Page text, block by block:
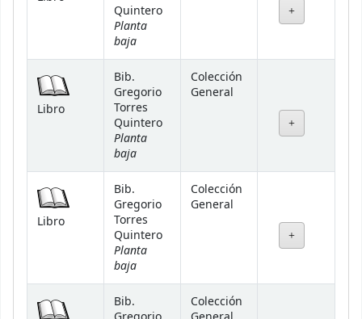
Quintero
Planta
baja
Libro
Bib.
Gregorio
Torres
Quintero
Planta
baja
Colección
General
Libro
Bib.
Gregorio
Torres
Quintero
Planta
baja
Colección
General
Bib.
Colección